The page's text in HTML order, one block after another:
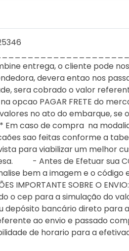
entrega, o cliente pode
devera entao nos
sera cobrado o valor
opcao PAGAR FRETE do
no ato do embarque,
de compra na
sao feitas conforme a
para viabilizar um melhor
- Antes de Efetuar sua
bem a imagem e o
SOBRE O
o cep para a simulação do
bancário direto para
ao envio e passado
de horario para a